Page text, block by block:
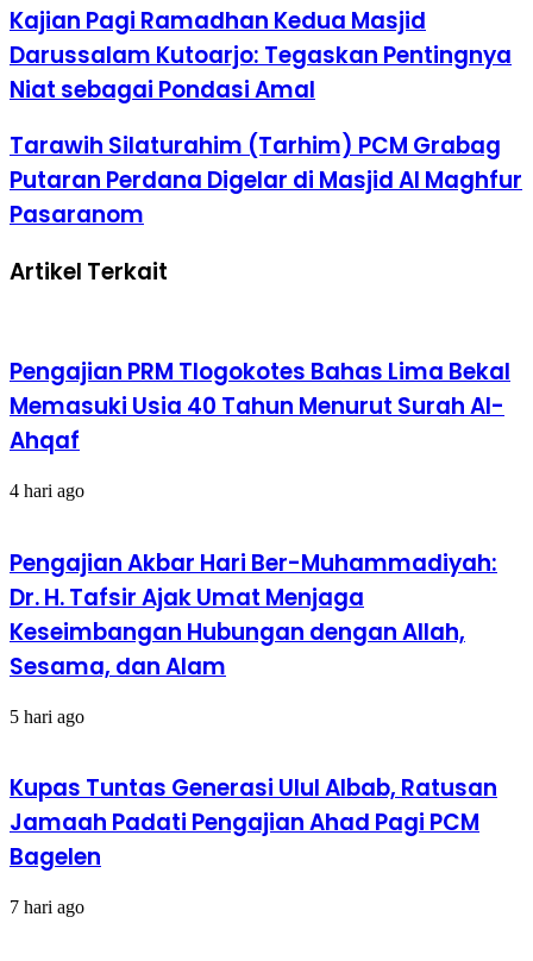
Kajian
Pagi
Ramadhan
Kedua
Masjid
Kutoarjo:
Tegaskan
Pentingnya
Niat
sebagai
Amal
Kajian Pagi Ramadhan Kedua Masjid
Darussalam Kutoarjo: Tegaskan Pentingnya
Niat sebagai Pondasi Amal
Tarawih
Silaturahim
(Tarhim)
PCM
Grabag
Perdana
Maghfur
Pasaranom
Tarawih Silaturahim (Tarhim) PCM Grabag
Putaran Perdana Digelar di Masjid Al Maghfur
Pasaranom
Artikel Terkait
Pengajian PRM Tlogokotes Bahas Lima Bekal
Memasuki Usia 40 Tahun Menurut Surah Al-
Ahqaf
4 hari ago
Pengajian Akbar Hari Ber-Muhammadiyah:
Dr. H. Tafsir Ajak Umat Menjaga
Keseimbangan Hubungan dengan Allah,
Sesama, dan Alam
5 hari ago
Kupas Tuntas Generasi Ulul Albab, Ratusan
Jamaah Padati Pengajian Ahad Pagi PCM
Bagelen
7 hari ago